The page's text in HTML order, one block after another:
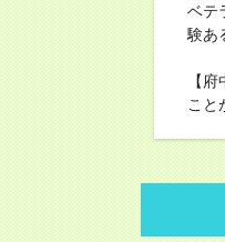
ベテ
験あ
【
こと